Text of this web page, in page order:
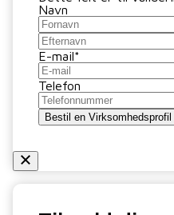
Navn
E-mail*
Telefon
Bestil en Virksomhedsprofil